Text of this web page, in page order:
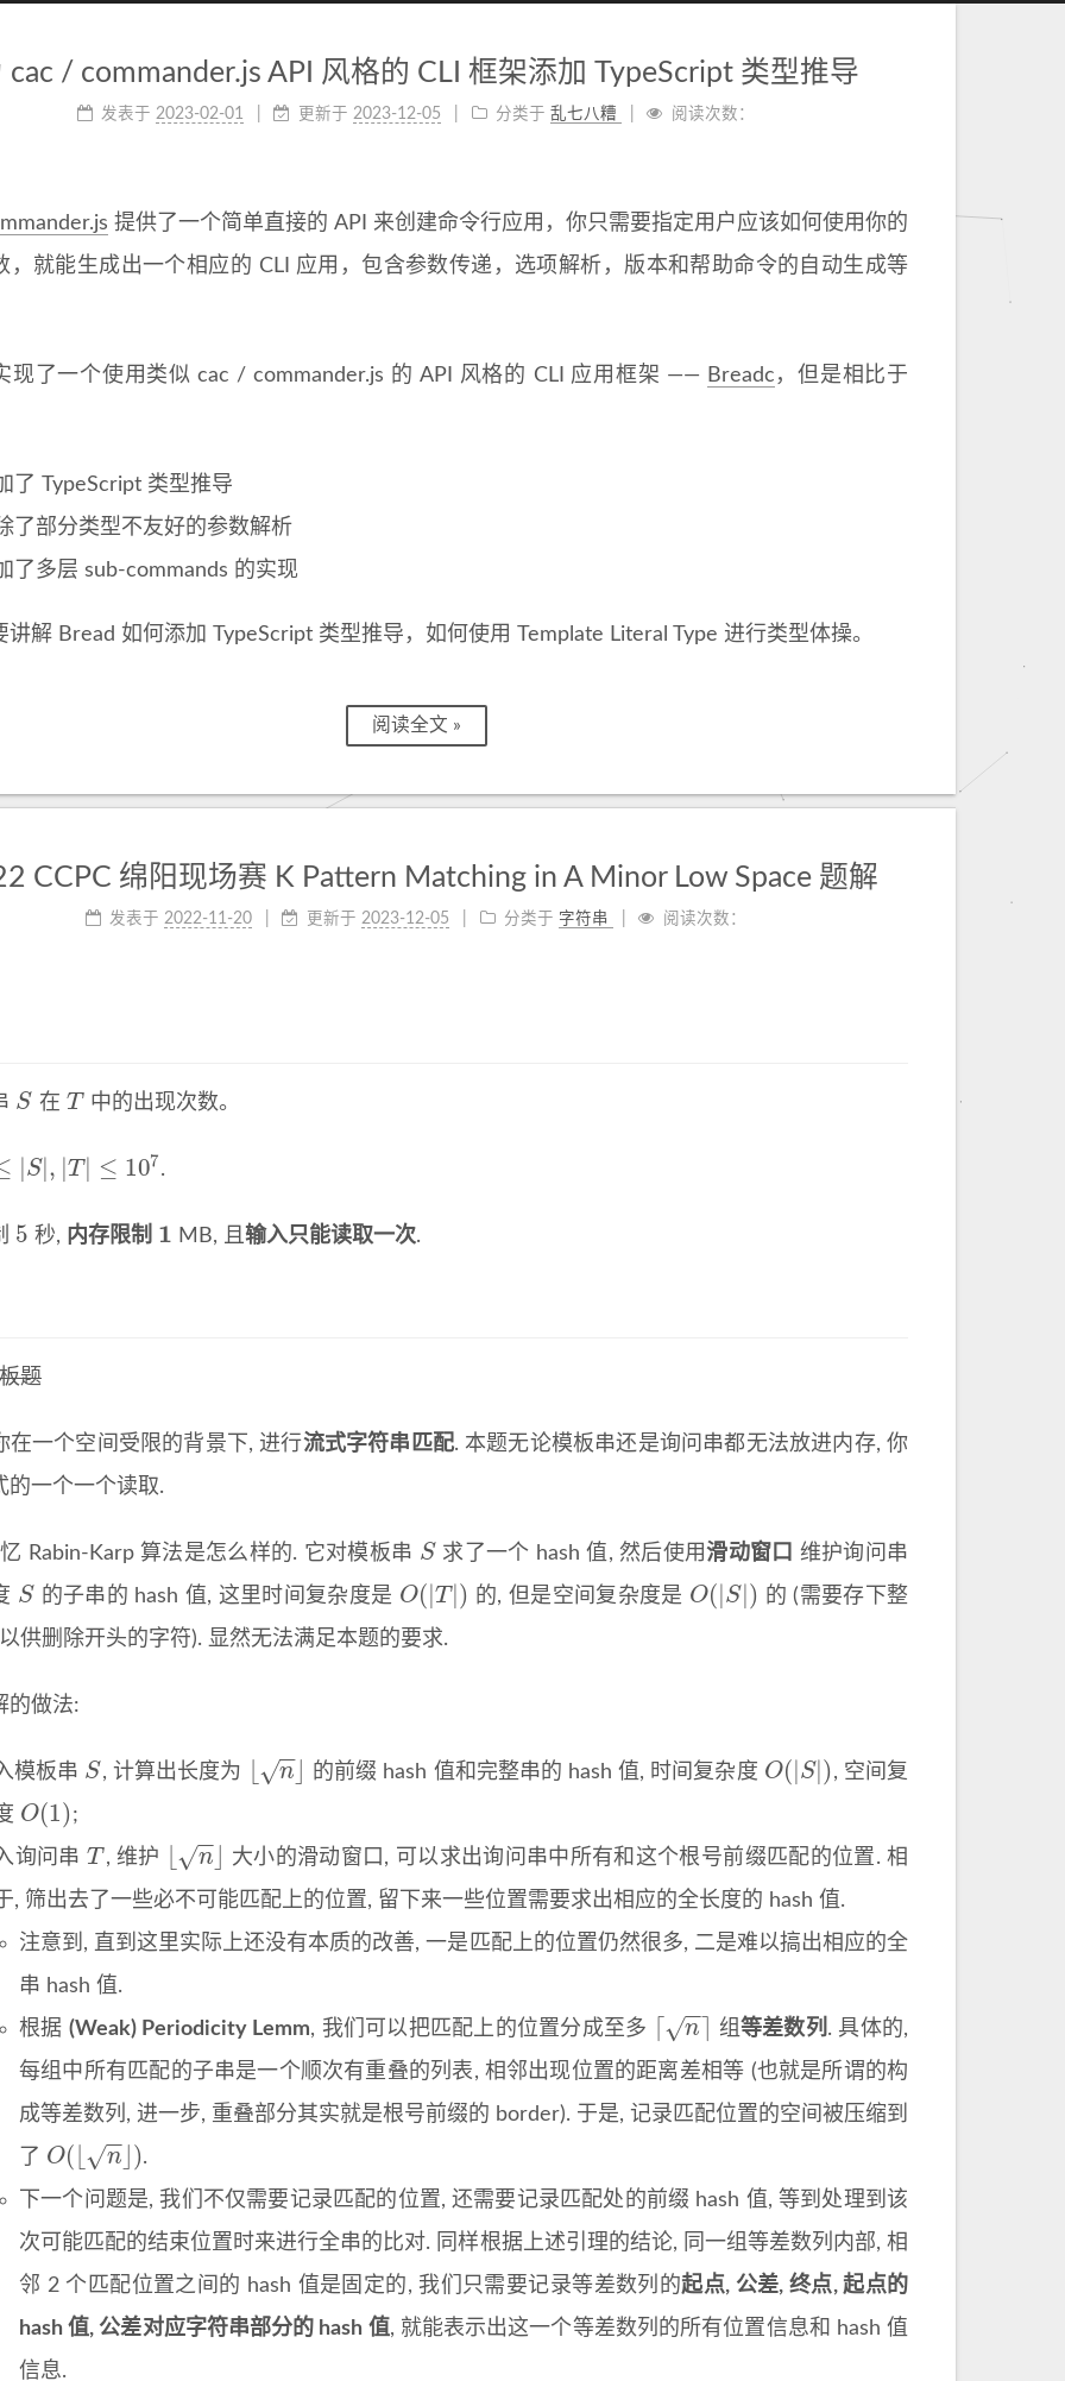
cac / commander.js API 风格的 CLI 框架添加 TypeScript 类型推导
发表于 2023-02-01 更新于 2023-12-05 分类于 乱七八糟 阅读次数：
提供了一个简单直接的 API 来创建命令行应用，你只需要指定用户应该如何使用你的
，就能生成出一个相应的 CLI 应用，包含参数传递，选项解析，版本和帮助命令的自动生成等
现了一个使用类似 cac / commander.js 的 API 风格的 CLI 应用框架 —— Breadc ，但是相比于
了 TypeScript 类型推导
了部分类型不友好的参数解析
了多层 sub-commands 的实现
讲解 Bread 如何添加 TypeScript 类型推导，如何使用 Template Literal Type 进行类型体操。
阅读全文 »
CCPC 绵阳现场赛 K Pattern Matching in A Minor Low Space 题解
发表于 2022-11-20 更新于 2023-12-05 分类于 字符串 阅读次数：
S
S 在 T
T 中的出现次数。
|S|, |T | ≤ 107
S |T ≤ 10 .
5
5 秒, 内存限制 1
1 MB, 且输入只能读取一次.
题
在一个空间受限的背景下, 进行流式字符串匹配. 本题无论模板串还是询问串都无法放进内存, 你
的一个一个读取.
Rabin-Karp 算法是怎么样的. 它对模板串 S
S 求了一个 hash 值, 然后使用滑动窗口 维护询问串
S
S 的子串的 hash 值, 这里时间复杂度是 O(|T |)
O(| T| 的, 但是空间复杂度是 O(|S|)
O(| S|)
的 (需要存下整
供删除开头的字符). 显然无法满足本题的要求.
的做法:
模板串 S
S , 计算出长度为 n
−
−
√ ⌋
n⌋ 的前缀 hash 值和完整串的 hash 值, 时间复杂度 O(|S|)
O(| S|)
, 空间复
O(1)
O(1)
;
询问串T
T , 维护 n
−
−
√ ⌋
n⌋
大小的滑动窗口, 可以求出询问串中所有和这个根号前缀匹配的位置. 相
, 筛出去了一些必不可能匹配上的位置, 留下来一些位置需要求出相应的全长度的 hash 值.
注意到, 直到这里实际上还没有本质的改善, 一是匹配上的位置仍然很多, 二是难以搞出相应的全
串 hash 值.
根据 (Weak) Periodicity Lemm, 我们可以把匹配上的位置分成至多 ⌈ n
−
−
√ ⌉
n⌉ 组等差数列. 具体的,
每组中所有匹配的子串是一个顺次有重叠的列表, 相邻出现位置的距离差相等 (也就是所谓的构
成等差数列, 进一步, 重叠部分其实就是根号前缀的 border). 于是, 记录匹配位置的空间被压缩到
了 O( n
−
−
√ ⌋ )
O(⌊ n⌋)
.
下一个问题是, 我们不仅需要记录匹配的位置, 还需要记录匹配处的前缀 hash 值, 等到处理到该
次可能匹配的结束位置时来进行全串的比对. 同样根据上述引理的结论, 同一组等差数列内部, 相
邻 2 个匹配位置之间的 hash 值是固定的, 我们只需要记录等差数列的起点, 公差, 终点, 起点的
hash 值, 公差对应字符串部分的 hash 值, 就能表示出这一个等差数列的所有位置信息和 hash 值
信息.